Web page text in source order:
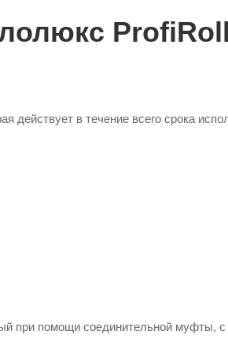
действует в течение всего срока
при помощи соединительной муфты, с